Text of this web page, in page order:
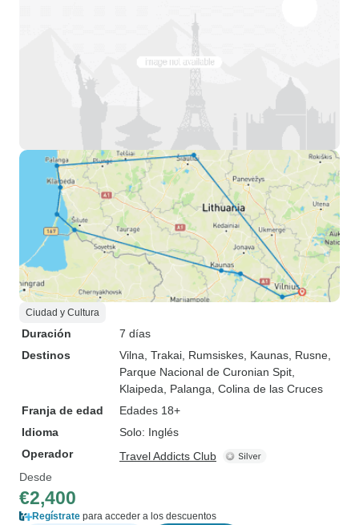
Ciudad y Cultura
Duración
7 días
Destinos
Vilna , Trakai , Rumsiskes , Kaunas , Rusne
Parque Nacional de Curonian Spit
Klaipeda , Palanga , Colina de las Cruces
Franja de edad
Edades 18+
Idioma
Solo: Inglés
Operador
Travel Addicts Club
Desde
€2,400
Regístrate para acceder a los descuentos